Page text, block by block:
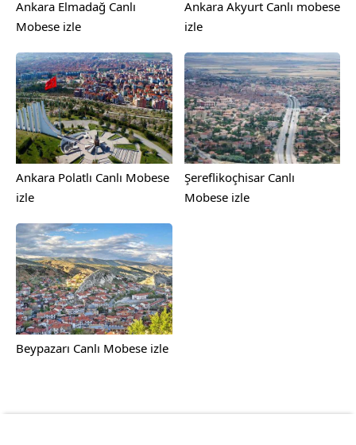
Ankara Elmadağ Canlı
Mobese izle
Ankara Akyurt Canlı mobese
izle
Ankara Polatlı Canlı Mobese
izle
Şereflikoçhisar Canlı
Mobese izle
Beypazarı Canlı Mobese izle